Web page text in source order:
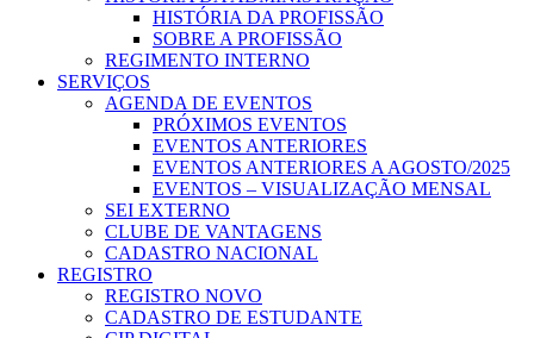
HISTÓRIA DA PROFISSÃO
SOBRE A PROFISSÃO
REGIMENTO INTERNO
SERVIÇOS
AGENDA DE EVENTOS
PRÓXIMOS EVENTOS
EVENTOS ANTERIORES
EVENTOS ANTERIORES A AGOSTO/2025
EVENTOS – VISUALIZAÇÃO MENSAL
SEI EXTERNO
CLUBE DE VANTAGENS
CADASTRO NACIONAL
REGISTRO
REGISTRO NOVO
CADASTRO DE ESTUDANTE